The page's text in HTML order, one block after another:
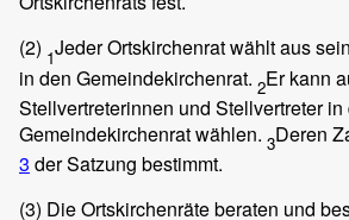
(2) 1Jeder Ortskirchenrat wählt aus
in den Gemeindekirchenrat. 2Er kann
Stellvertreterinnen und Stellvertreter in
Gemeindekirchenrat wählen. 3Deren
3 der Satzung bestimmt.
(3) Die Ortskirchenräte beraten und